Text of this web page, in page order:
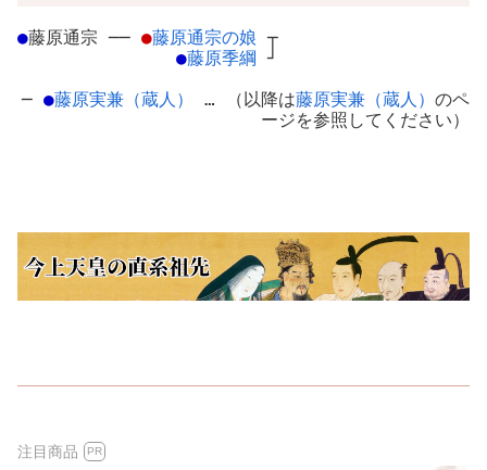
●藤原通宗 ── ●藤原通宗の娘 ┬
●藤原季綱 ┘
─ ●藤原実兼（蔵人） … （以降は藤原実兼（蔵人） のペ
ージを参照してください）
注目商品 PR